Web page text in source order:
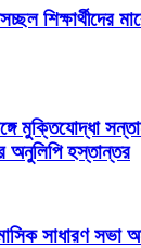
শিক্ষার্থীদের
মুক্তিযোদ্ধা
অনুলিপি হস্তান্তর
সাধারণ সভা